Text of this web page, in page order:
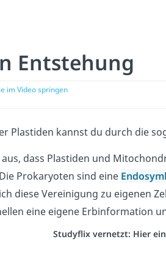
Entstehung
im Video springen
Plastiden kannst du durch die
dass Plastiden und
Prokaryoten sind eine
diese Vereinigung zu eigenen
eine eigene Erbinformation
Studyflix vernetzt: Hier